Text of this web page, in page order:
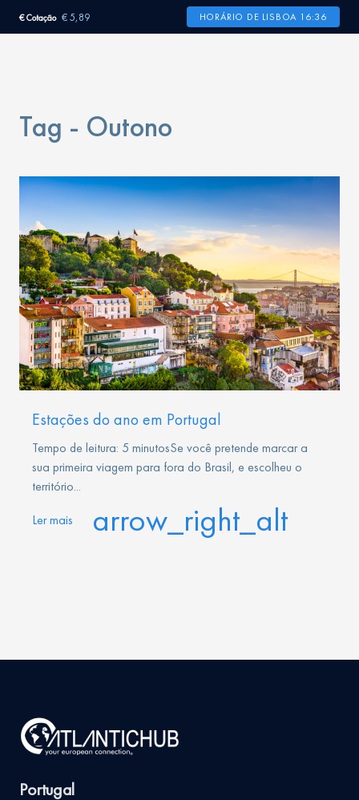
€ Cotação € 5,89 HORÁRIO DE LISBOA 16:36
Tag - Outono
Estações do ano em Portugal
Tempo de leitura: 5 minutosSe você pretende marcar a
sua primeira viagem para fora do Brasil, e escolheu o
território...
Ler mais arrow_right_alt
Portugal